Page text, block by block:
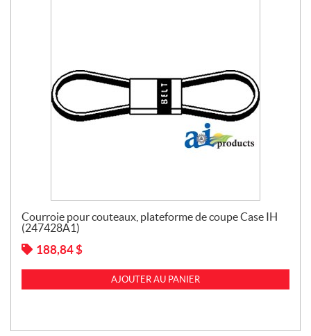
Courroie pour couteaux, plateforme de coupe Case IH
(247428A1)
188,84 $
AJOUTER AU PANIER